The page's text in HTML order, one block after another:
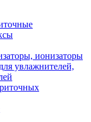
ионизаторы
увлажнителей,